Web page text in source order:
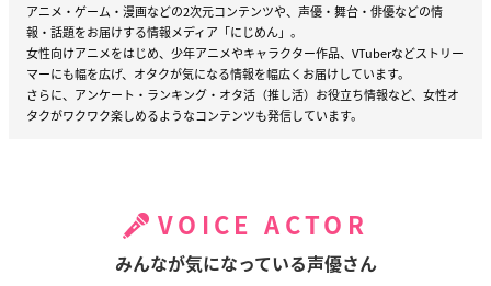
アニメ・ゲーム・漫画などの2次元コンテンツや、声優・舞台・俳優などの情
報・話題をお届けする情報メディア「にじめん」。
女性向けアニメをはじめ、少年アニメやキャラクター作品、VTuberなどストリー
マーにも幅を広げ、オタクが気になる情報を幅広くお届けしています。
さらに、アンケート・ランキング・オタ活（推し活）お役立ち情報など、女性オ
タクがワクワク楽しめるようなコンテンツも発信しています。
VOICE ACTOR
みんなが気になっている声優さん